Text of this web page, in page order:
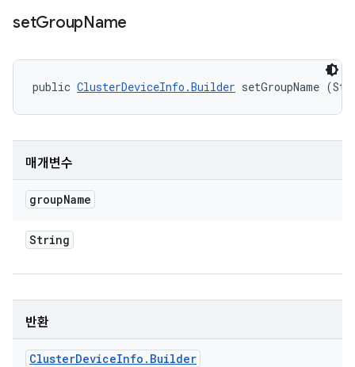
setGroupName
public ClusterDeviceInfo.Builder setGroupName
매개변수
groupName
String
반환
ClusterDeviceInfo . Builder